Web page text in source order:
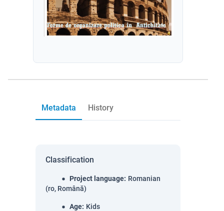
Metadata History
Classification
Project language: Romanian
(ro, Română)
Age: Kids